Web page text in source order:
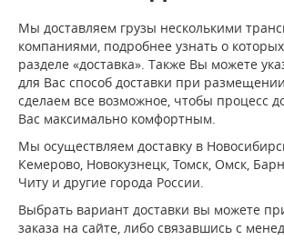
Мы доставляем грузы несколькими
компаниями, подробнее узнать о
разделе «доставка». Также Вы можете
для Вас способ доставки при
сделаем все возможное, чтобы процесс
Вас максимально комфортным.
Мы осуществляем доставку в
Кемерово, Новокузнецк, Томск, Омск,
Читу и другие города России.
Выбрать вариант доставки вы можете
заказа на сайте, либо связавшись с